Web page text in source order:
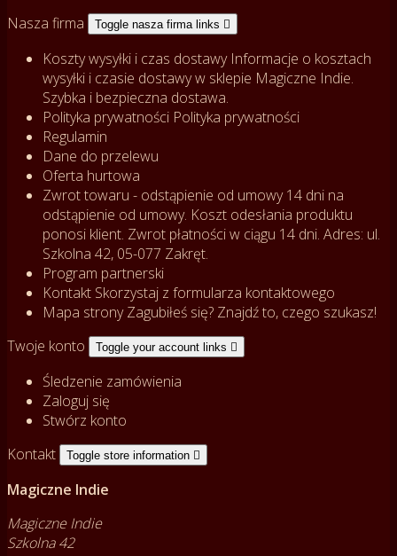
Nasza firma
Toggle nasza firma links 
Koszty wysyłki i czas dostawy Informacje o kosztach
wysyłki i czasie dostawy w sklepie Magiczne Indie.
Szybka i bezpieczna dostawa.
Polityka prywatności Polityka prywatności
Regulamin
Dane do przelewu
Oferta hurtowa
Zwrot towaru - odstąpienie od umowy14 dni na
odstąpienie od umowy. Koszt odesłania produktu
ponosi klient. Zwrot płatności w ciągu 14 dni. Adres: ul.
Szkolna 42, 05-077 Zakręt.
Program partnerski
Kontakt Skorzystaj z formularza kontaktowego
Mapa stronyZagubiłeś się? Znajdź to, czego szukasz!
Twoje konto
Toggle your account links 
Śledzenie zamówienia
Zaloguj się
Stwórz konto
Kontakt
Toggle store information 
Magiczne Indie
Magiczne Indie
Szkolna 42